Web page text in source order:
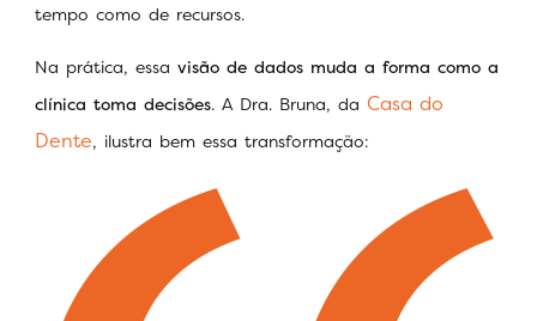
tempo como de recursos.
Na prática, essa visão de dados muda a forma como a
clínica toma decisões. A Dra. Bruna, da Casa do
Dente, ilustra bem essa transformação: